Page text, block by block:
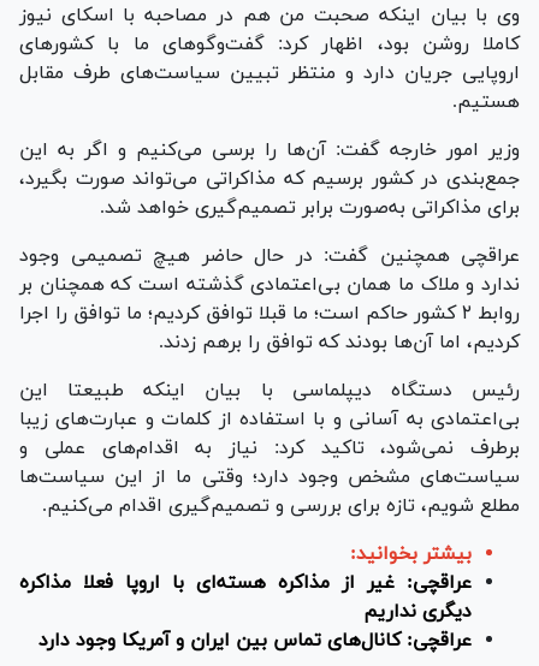
وی با بیان اینکه صحبت من هم در مصاحبه با اسکای نیوز
کاملا روشن بود، اظهار کرد: گفت‌و‌گو‌های ما با کشور‌های
اروپایی جریان دارد و منتظر تبیین سیاست‌های طرف مقابل
هستیم.
وزیر امور خارجه گفت: آن‌ها را برسی می‌کنیم و اگر به این
جمع‌بندی در کشور برسیم که مذاکراتی می‌تواند صورت بگیرد،
برای مذاکراتی به‌صورت برابر تصمیم‌گیری خواهد شد.
عراقچی همچنین گفت: در حال حاضر هیچ تصمیمی وجود
ندارد و ملاک ما همان بی‌اعتمادی گذشته است که همچنان بر
روابط ۲ کشور حاکم است؛ ما قبلا توافق کردیم؛ ما توافق را اجرا
کردیم، اما آن‌ها بودند که توافق را برهم زدند.
رئیس دستگاه دیپلماسی با بیان اینکه طبیعتا این
بی‌اعتمادی به آسانی و با استفاده از کلمات و عبارت‌های زیبا
برطرف نمی‌شود، تاکید کرد: نیاز به اقدام‌های عملی و
سیاست‌های مشخص وجود دارد؛ وقتی ما از این سیاست‌ها
مطلع شویم، تازه برای بررسی و تصمیم‌گیری اقدام می‌کنیم.
بیشتر بخوانید:
عراقچی: غیر از مذاکره هسته‌ای با اروپا فعلا مذاکره
دیگری نداریم
عراقچی: کانال‌های تماس بین ایران و آمریکا وجود دارد